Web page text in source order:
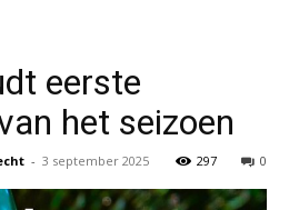
eerste
het seizoen
- 3 september 2025 0
297